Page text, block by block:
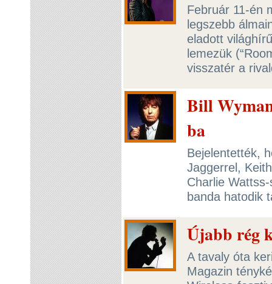
Február 11-én
legszebb
eladott
lemezük
visszatér a
Bill
ba
Bejelentették,
Jaggerrel,
Charlie
banda hatodik
Újabb rég
A tavaly óta
Magazin